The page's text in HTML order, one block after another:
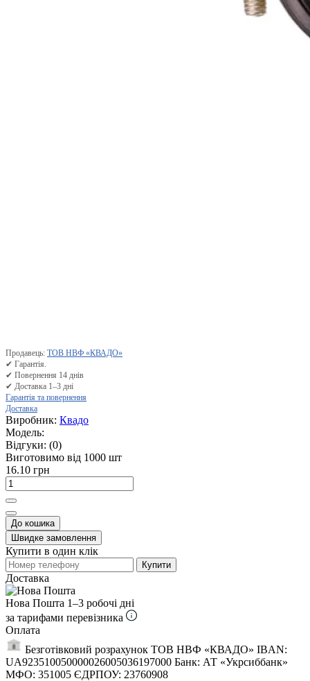
Продавець: ТОВ НВФ «КВАДО»
✔ Гарантія.
✔ Повернення 14 днів
✔ Доставка 1–3 дні
Гарантія та повернення
Доставка
Виробник: Квадо
Модель:
Відгуки: (0)
Виготовимо від 1000 шт
16.10 грн
До кошика
Швидке замовлення
Купити в один клік
Купити
Доставка
Нова Пошта 1–3 робочі дні
за тарифами перевізника
Оплата
Безготівковий розрахунок ТОВ НВФ «КВАДО» IBAN:
UA923510050000026005036197000 Банк: АТ «Укрсиббанк»
МФО: 351005 ЄДРПОУ: 23760908